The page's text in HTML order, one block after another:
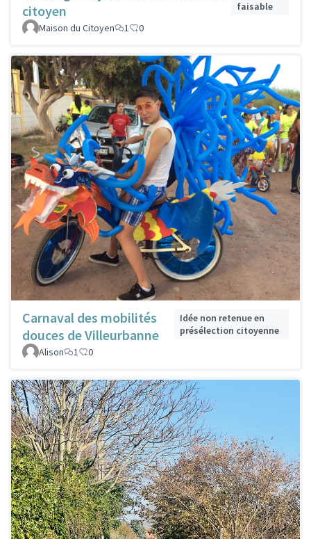
citoyen
faisable
Maison du Citoyen
1 0
Carnaval des mobilités
douces de Villeurbanne
Idée non retenue en
présélection citoyenne
Alison
1 0